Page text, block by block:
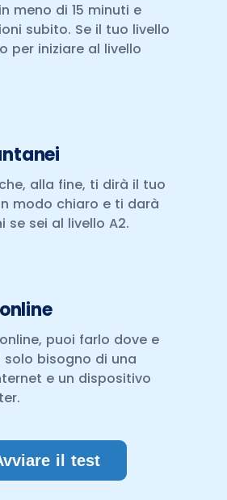
meno di 15 minuti e
subito. Se il tuo livello
per iniziare al livello
alla fine, ti dirà il tuo
modo chiaro e ti darà
se sei al livello A2.
puoi farlo dove e
solo bisogno di una
e un dispositivo
il test